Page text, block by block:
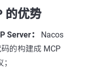
的优势
Server：
Nacos
的构建成 MCP